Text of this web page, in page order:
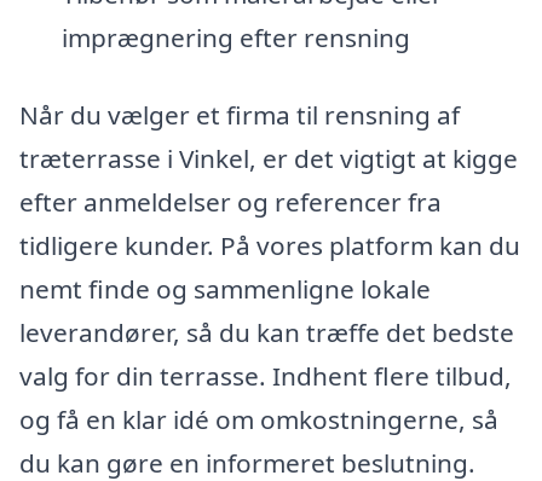
imprægnering efter rensning
Når du vælger et firma til rensning af
træterrasse i Vinkel, er det vigtigt at kigge
efter anmeldelser og referencer fra
tidligere kunder. På vores platform kan du
nemt finde og sammenligne lokale
leverandører, så du kan træffe det bedste
valg for din terrasse. Indhent flere tilbud,
og få en klar idé om omkostningerne, så
du kan gøre en informeret beslutning.